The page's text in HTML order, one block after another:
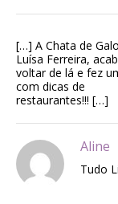
[…] A Chata de
Luísa Ferreira,
voltar de lá e fez
com dicas de
restaurantes!!! […]
Aline
Tudo